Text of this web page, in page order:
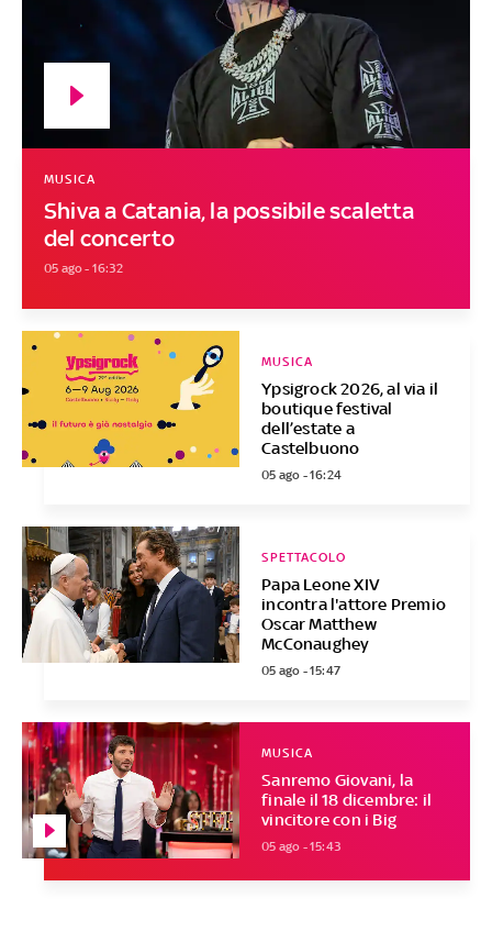
Shiva a Catania, la possibile scaletta
del concerto
MUSICA
05 ago - 16:32
Ypsigrock 2026, al via il
boutique festival
dell’estate a
Castelbuono
MUSICA
05 ago - 16:24
Papa Leone XIV
incontra l'attore Premio
Oscar Matthew
McConaughey
SPETTACOLO
05 ago - 15:47
Sanremo Giovani, la
finale il 18 dicembre: il
vincitore con i Big
MUSICA
05 ago - 15:43